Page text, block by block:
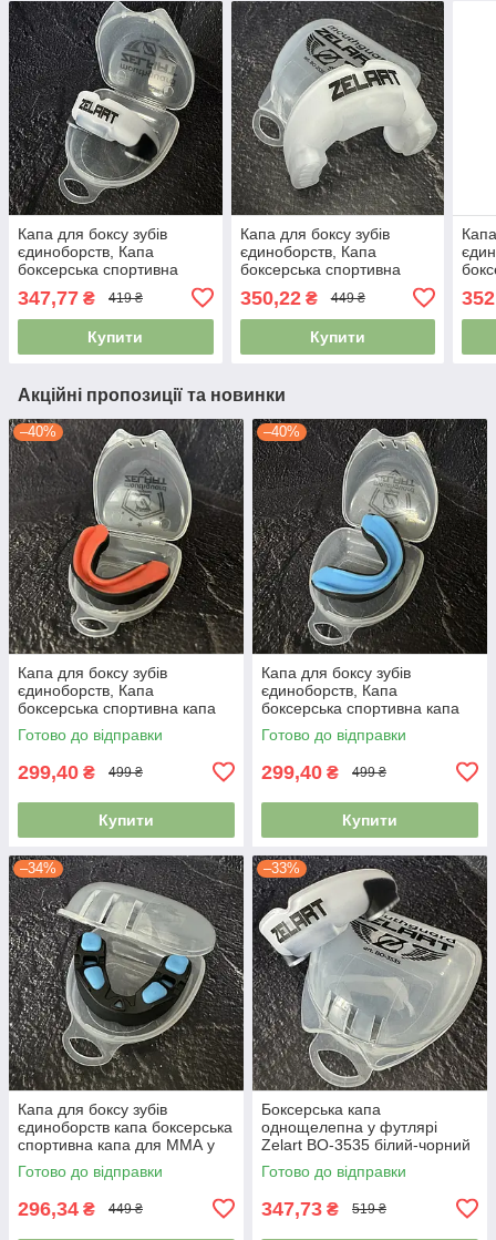
Капа для боксу зубів
єдиноборств, Капа
боксерська спортивна
капа для ММА Zelart BO-
3535 білий-чорний
347,77 ₴ 419 ₴
Купити
Капа для боксу зубів
єдиноборств, Капа
боксерська спортивна
капа для ММА Zelart BO-
3535 білий-прозорий
350,22₴ 449 ₴
Купити
Акційні пропозиції та новинки
–40%
Капа для боксу зубів
єдиноборств, Капа
боксерська спортивна капа
для ММА Zelart BO-0062
чорний-помаранчевий
Готово до відправки
299,40 ₴ 499 ₴
Купити
–40%
Капа для боксу зубів
єдиноборств, Капа
боксерська спортивна капа
для ММА Zelart BO-0062
чорний-синій
Готово до відправки
299,40 ₴ 499 ₴
Купити
–34%
Капа для боксу зубів
єдиноборств капа боксерська
спортивна капа для ММА у
футлярі BO-0062 чорний-
синій
Готово до відправки
296,34 ₴ 449 ₴
–33%
Боксерська капа
однощелепна у футлярі
Zelart BO-3535 білий-чорний
Готово до відправки
347,73 ₴ 519 ₴